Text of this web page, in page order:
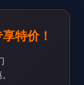
特价！